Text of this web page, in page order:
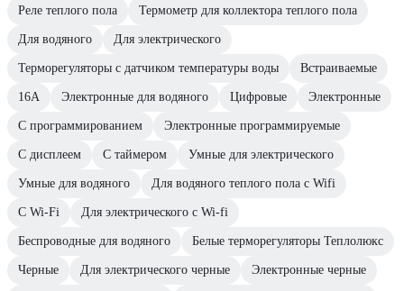
Реле теплого пола Термометр для коллектора теплого пола
Для водяного Для электрического
Терморегуляторы с датчиком температуры воды Встраиваемые
16А Электронные для водяного Цифровые Электронные
С программированием Электронные программируемые
С дисплеем С таймером Умные для электрического
Умные для водяного Для водяного теплого пола с Wifi
C Wi-Fi Для электрического с Wi-fi
Беспроводные для водяного Белые терморегуляторы Теплолюкс
Черные Для электрического черные Электронные черные